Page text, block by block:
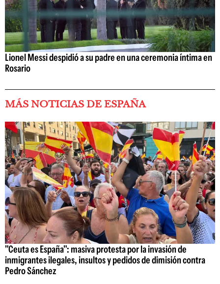
Lionel Messi despidió a su padre en una ceremonia íntima en
Rosario
MÁS NOTICIAS DE ESPAÑA
"Ceuta es España": masiva protesta por la invasión de
inmigrantes ilegales, insultos y pedidos de dimisión contra
Pedro Sánchez